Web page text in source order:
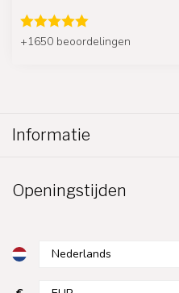
+1650 beoordelingen
Informatie
Openingstijden